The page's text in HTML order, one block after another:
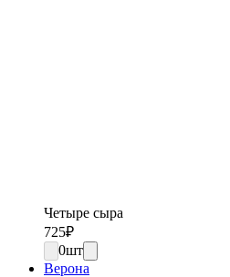
Четыре сыра
725₽
0шт
Верона